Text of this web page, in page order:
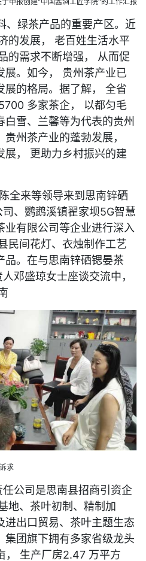
、绿茶产品的重要产区。近
的发展， 老百姓生活水平
的需求不断增强， 从而促
展。如今， 贵州茶产业已
展的格局。据了解， 全省
多家茶企， 以都匀毛
雪、兰馨等为代表的贵州
州茶产业的蓬勃发展，
展， 更助力乡村振兴的建
全来等领导来到思南锌硒
、鹦鹉溪镇翟家坝5G智慧
业有限公司等企业进行深入
民间花灯、衣烛制作工艺
品。在与思南锌硒锶晏茶
邓盛琼女士座谈交流中，
求
公司是思南县招商引资企
地、茶叶初制、精制加
进出口贸易、茶叶主题生态
集团旗下拥有多家省级龙头
， 生产厂房2.47 万平方